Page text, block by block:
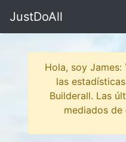
JustDoAll
Hola, soy
las
Builderall. Las
mediados